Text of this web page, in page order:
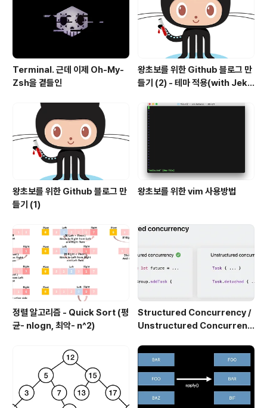
irebase를 써야하는 또 다른 이유는..?부스..
Terminal. 근데 이제 Oh-My-
Zsh을 곁들인
왕초보를 위한 Github 블로그 만
들기 (2) - 테마 적용(with Jekyl
왕초보를 위한 Github 블로그 만
들기 (1)
왕초보를 위한 vim 사용방법
정렬 알고리즘 - Quick Sort (평
균- nlogn, 최악- n^2)
Structured Concurrency /
Unstructured Concurrenc